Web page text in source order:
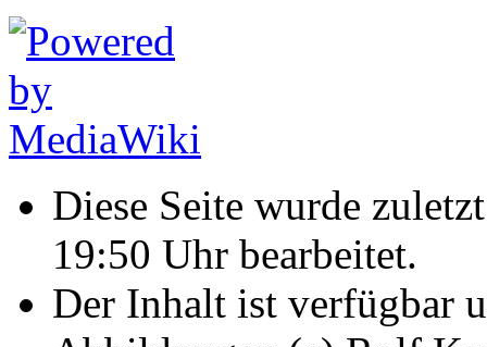
Diese Seite wurde
19:50 Uhr bearbeitet.
Der Inhalt ist verfügbar